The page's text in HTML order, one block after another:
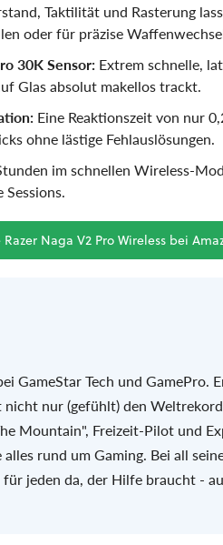
Taktilität und Rasterung
oder für präzise
30K Sensor: Extrem schnelle,
Glas absolut makellos trackt.
Eine Reaktionszeit von nur
ohne lästige Fehlauslösungen.
im schnellen Wireless-
Naga V2 Pro Wireless bei
GameStar Tech und GamePro.
nicht nur (gefühlt) den
Mountain", Freizeit-Pilot und
rund um Gaming. Bei all
jeden da, der Hilfe braucht -